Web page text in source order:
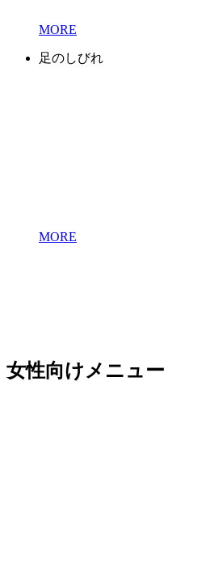
MORE
足のしびれ
MORE
女性向けメニュー